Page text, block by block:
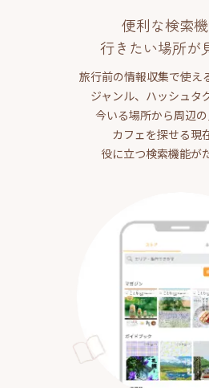
便利な検索
行きたい場所が
旅行前の情報収集で使え
ジャンル、ハッシュタ
今いる場所から周辺
カフェを探せる現
役に立つ検索機能が